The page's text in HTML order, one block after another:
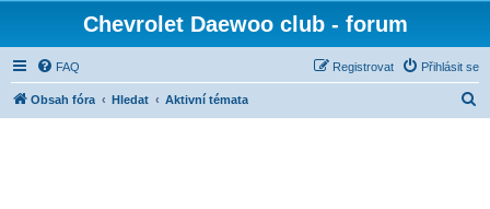
Chevrolet Daewoo club - forum
FAQ Přihlásit se
Registrovat
Obsah fóra Hledat Aktivní témata